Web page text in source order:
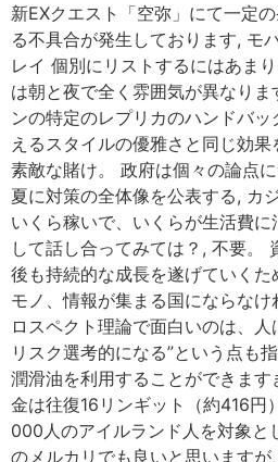
新EXクエスト「空弥」にて一定
る不具合が発生しております, モ
レイ 個別にリストするにはあま
は朝と夜で全く雰囲気が異なり
ンの特定のレプリカのハンドバ
えるスタイルの優雅さと同じ効
素敵な賭け。 政府は個々の論点
夏に対策の全体像を公表する, カ
いくら稼いで、いくらが生活費
して話し合ってみては？, 不要。
後も持続的な成長を遂げていくた
モノ、情報が集まる国にならな
ロスペクト理論で面白いのは、人
リスク選考的になる”という点も
潤滑油を利用することができま
金は往復16リンギット（約416円
000人のアイルランド人を対象と
のメルカリでも良いと思います